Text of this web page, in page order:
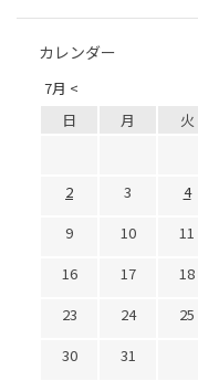
カレンダー
7月 <
日 月 火
2
3 4
9
10 11
16
17 18
23
24 25
30
31